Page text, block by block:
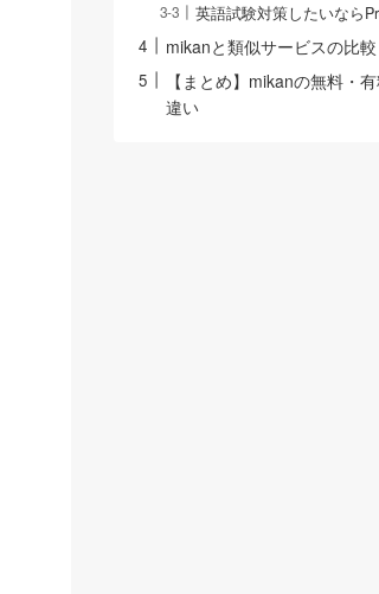
英語試験対策したいなら
mikanと類似サービスの比較
【まとめ】mikanの無料・
違い